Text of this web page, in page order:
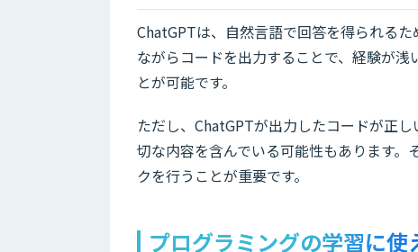
ChatGPTは、自然言語で回答を得られる
ながらコードを出力することで、経験が
とが可能です。
ただし、ChatGPTが出力したコードが正
切な内容を含んでいる可能性もあります
クを行うことが重要です。
プログラミングの学習に使